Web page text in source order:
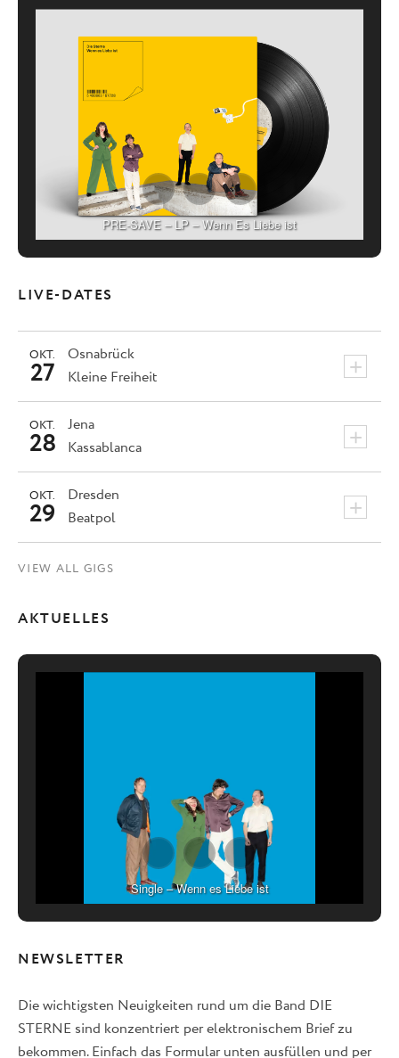
PRE-SAVE – LP – Wenn Es Liebe ist
LIVE-DATES
Osnabrück +
OKT.
27 Kleine Freiheit
Jena +
OKT.
28 Kassablanca
Dresden +
OKT.
29 Beatpol
VIEW ALL GIGS
AKTUELLES
Single – Wenn es Liebe ist
NEWSLETTER
Die wichtigsten Neuigkeiten rund um die Band DIE
STERNE sind konzentriert per elektronischem Brief zu
bekommen. Einfach das Formular unten ausfüllen und per